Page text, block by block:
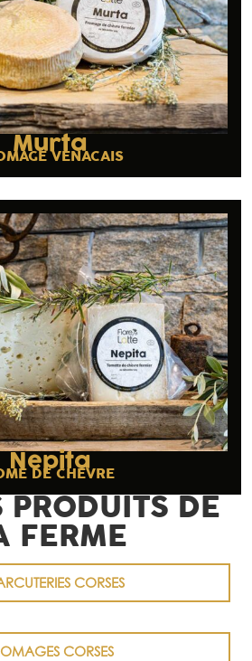
MurtaVENACAIS
Nepita
DE CHÈVRE
PRODUITS DE
FERME
CORSES
CORSES